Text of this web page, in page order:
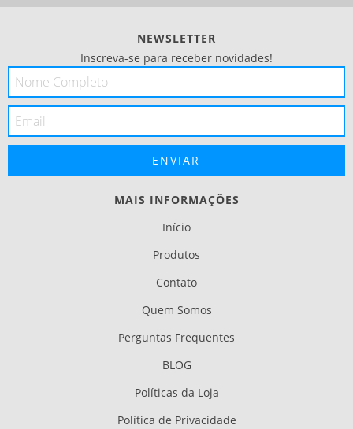
NEWSLETTER
Inscreva-se para receber novidades!
MAIS INFORMAÇÕES
Início
Produtos
Contato
Quem Somos
Perguntas Frequentes
BLOG
Políticas da Loja
Política de Privacidade